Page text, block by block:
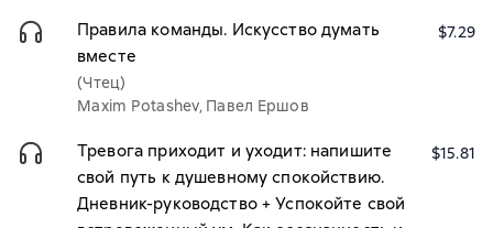
Правила команды. Искусство думать
вместе
(Чтец)
Maxim Potashev, Павел Ершов
$7.29
Тревога приходит и уходит: напишите
свой путь к душевному спокойствию.
Дневник-руководство + Успокойте свой
$15.81